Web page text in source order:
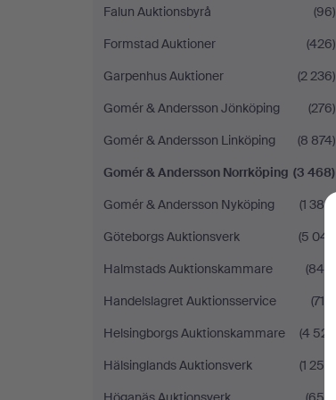
Falun Auktionsbyrå
(96)
Formstad Auktioner
(426)
Garpenhus Auktioner
(2 236)
Gomér & Andersson Jönköping
(276)
Gomér & Andersson Linköping
(8 874)
Gomér & Andersson Norrköping (3 468)
Gomér & Andersson Nyköping
(1 384)
Göteborgs Auktionsverk
(5 041)
Halmstads Auktionskammare
(849)
Handelslagret Auktionsservice
(716)
Helsingborgs Auktionskammare
(4 521)
Hälsinglands Auktionsverk
(1 258)